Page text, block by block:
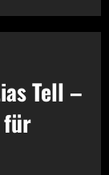
Tell –
für